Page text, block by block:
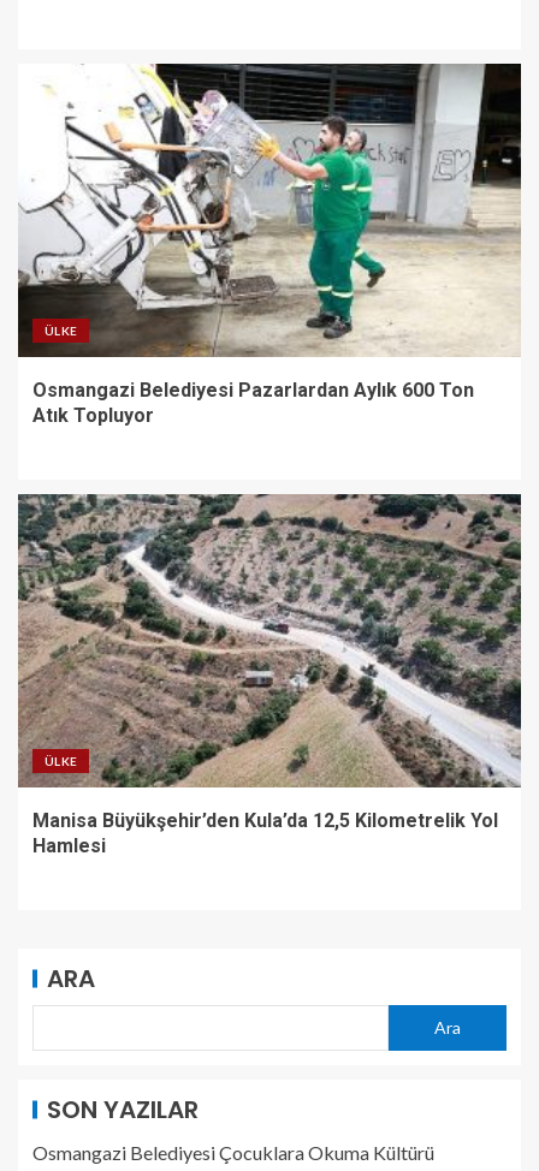
ÜLKE
Osmangazi Belediyesi Pazarlardan Aylık 600 Ton
Atık Topluyor
ÜLKE
Manisa Büyükşehir’den Kula’da 12,5 Kilometrelik Yol
Hamlesi
ARA
Ara
SON YAZILAR
Osmangazi Belediyesi Çocuklara Okuma Kültürü